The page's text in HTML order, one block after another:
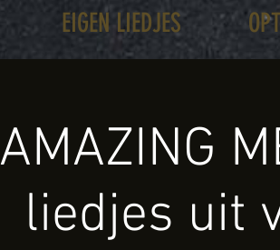
EIGEN LIEDJES
AMAZING
liedjes uit